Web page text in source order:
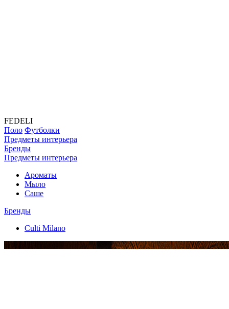
FEDELI
Поло Футболки
Предметы интерьера
Бренды
Предметы интерьера
Ароматы
Мыло
Саше
Бренды
Culti Milano